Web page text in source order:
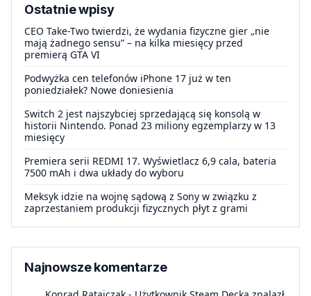
Ostatnie wpisy
CEO Take-Two twierdzi, że wydania fizyczne gier „nie
mają żadnego sensu” – na kilka miesięcy przed
premierą GTA VI
Podwyżka cen telefonów iPhone 17 już w ten
poniedziałek? Nowe doniesienia
Switch 2 jest najszybciej sprzedającą się konsolą w
historii Nintendo. Ponad 23 miliony egzemplarzy w 13
miesięcy
Premiera serii REDMI 17. Wyświetlacz 6,9 cala, bateria
7500 mAh i dwa układy do wyboru
Meksyk idzie na wojnę sądową z Sony w związku z
zaprzestaniem produkcji fizycznych płyt z grami
Najnowsze komentarze